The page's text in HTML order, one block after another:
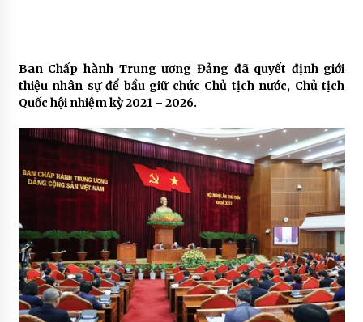
Ban Chấp hành Trung ương Đảng đã quyết định giới
thiệu nhân sự để bầu giữ chức Chủ tịch nước, Chủ tịch
Quốc hội nhiệm kỳ 2021 – 2026.